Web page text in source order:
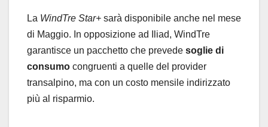
La WindTre Star+ sarà disponibile anche nel mese
di Maggio. In opposizione ad Iliad, WindTre
garantisce un pacchetto che prevede soglie di
consumo congruenti a quelle del provider
transalpino, ma con un costo mensile indirizzato
più al risparmio.